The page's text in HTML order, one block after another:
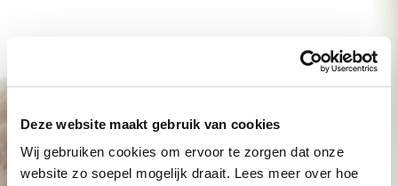
Deze website maakt gebruik van cookies
Wij gebruiken cookies om ervoor te zorgen dat onze
website zo soepel mogelijk draait. Lees meer over hoe